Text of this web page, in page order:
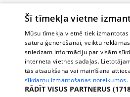
Šī tīmekļa vietne
Mūsu tīmekļa vietnē tiek
satura ģenerēšanai, veiktu
sniedzam informāciju par visām
interneta vietnes sadaļas.
tās atsaukšana vai mainīšana
sīkdatņu izmantošanas noteikumos.
RĀDĪT VISUS PARTNERUS